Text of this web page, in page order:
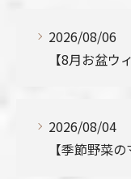
2026/08/06
【8月お盆ウ
2026/08/04
【季節野菜